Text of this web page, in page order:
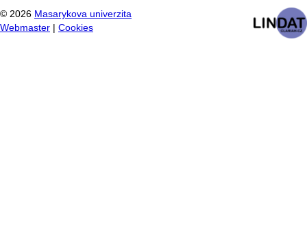
© 2026 Masarykova univerzita
Webmaster
Cookies